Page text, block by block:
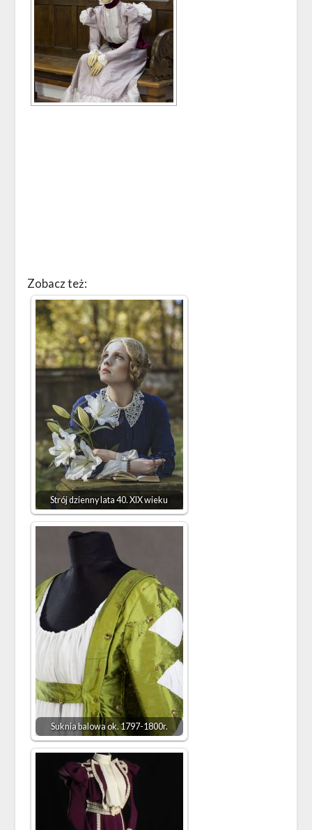
Zobacz też:
Strój dzienny lata 40. XIX wieku
Suknia balowa ok. 1797-1800r.